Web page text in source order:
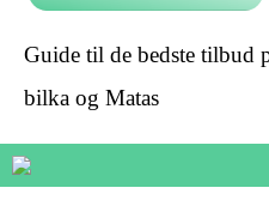
Guide til de bedste tilbud
bilka og Matas